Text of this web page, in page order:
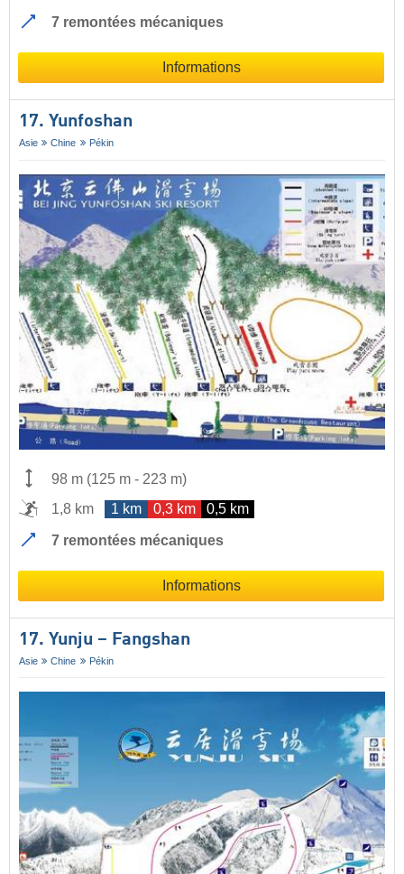
7 remontées mécaniques
Informations
17. Yunfoshan
Asie Chine Pékin
98 m (125 m - 223 m)
1,8 km
1 km 0,3 km 0,5 km
7 remontées mécaniques
Informations
17. Yunju – Fangshan
Asie Chine Pékin